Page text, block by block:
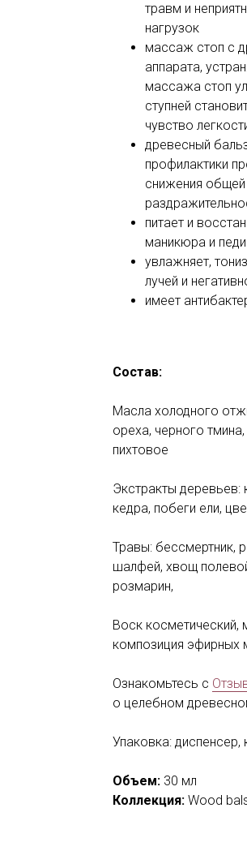
травм и
нагрузок
массаж стоп с
аппарата,
массажа стоп
ступней
чувство
древесный
профилактики
снижения
питает и
маникюра и
увлажняет,
лучей и
имеет
Состав:
Масла холодного
ореха, черного
пихтовое
Экстракты деревьев:
кедра, побеги ели,
Травы: бессмертник,
шалфей, хвощ
розмарин,
Воск косметический,
композиция эфирных
Ознакомьтесь с
о целебном
Упаковка: диспенсер,
Объем: 30 мл
Коллекция: Wood